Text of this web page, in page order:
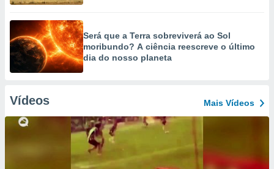
Será que a Terra sobreviverá ao Sol
moribundo? A ciência reescreve o último
dia do nosso planeta
Vídeos Mais Vídeos